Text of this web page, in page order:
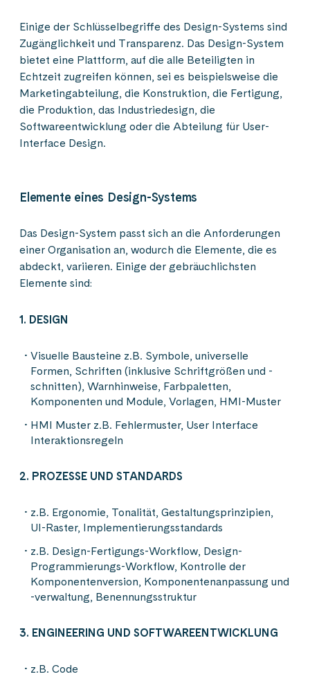
Einige der Schlüsselbegriffe des Design-Systems sind
Zugänglichkeit und Transparenz. Das Design-System
bietet eine Plattform, auf die alle Beteiligten in
Echtzeit zugreifen können, sei es beispielsweise die
Marketingabteilung, die Konstruktion, die Fertigung,
die Produktion, das Industriedesign, die
Softwareentwicklung oder die Abteilung für User-
Interface Design.
Elemente eines Design-Systems
Das Design-System passt sich an die Anforderungen
einer Organisation an, wodurch die Elemente, die es
abdeckt, variieren. Einige der gebräuchlichsten
Elemente sind:
1. DESIGN
Visuelle Bausteine z.B. Symbole, universelle
Formen, Schriften (inklusive Schriftgrößen und -
schnitten), Warnhinweise, Farbpaletten,
Komponenten und Module, Vorlagen, HMI-Muster
HMI Muster z.B. Fehlermuster, User Interface
Interaktionsregeln
2. PROZESSE UND STANDARDS
z.B. Ergonomie, Tonalität, Gestaltungsprinzipien,
UI-Raster, Implementierungsstandards
z.B. Design-Fertigungs-Workflow, Design-
Programmierungs-Workflow, Kontrolle der
Komponentenversion, Komponentenanpassung und
-verwaltung, Benennungsstruktur
3. ENGINEERING UND SOFTWAREENTWICKLUNG
z.B. Code